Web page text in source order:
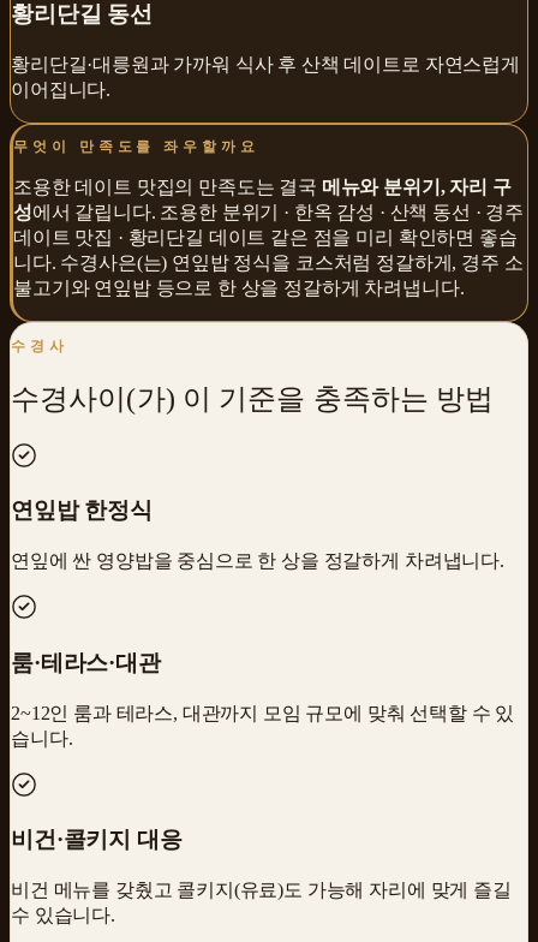
황리단길 동선
황리단길·대릉원과 가까워 식사 후 산책 데이트로 자연스럽게
이어집니다.
무엇이 만족도를 좌우할까요
조용한 데이트 맛집의 만족도는 결국 메뉴와 분위기, 자리 구
성에서 갈립니다. 조용한 분위기 · 한옥 감성 · 산책 동선 · 경주
데이트 맛집 · 황리단길 데이트 같은 점을 미리 확인하면 좋습
니다. 수경사은(는) 연잎밥 정식을 코스처럼 정갈하게 , 경주 소
불고기와 연잎밥등으로 한 상을 정갈하게 차려냅니다.
수경사
수경사이(가) 이 기준을 충족하는 방법
연잎밥 한정식
연잎에 싼 영양밥을 중심으로 한 상을 정갈하게 차려냅니다.
룸·테라스·대관
2~12인 룸과 테라스, 대관까지 모임 규모에 맞춰 선택할 수 있
습니다.
비건·콜키지 대응
비건 메뉴를 갖췄고 콜키지(유료)도 가능해 자리에 맞게 즐길
수 있습니다.